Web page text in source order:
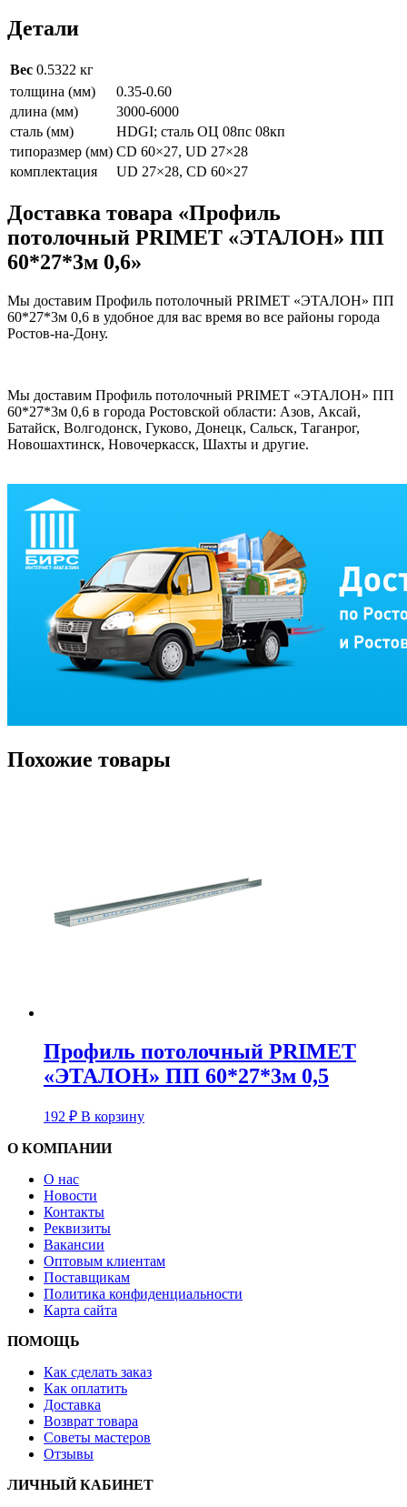
Детали
Вес 0.5322 кг
толщина (мм)
0.35-0.60
длина (мм)
3000-6000
сталь (мм)
HDGI; сталь ОЦ 08пс 08кп
типоразмер (мм) CD 60×27, UD 27×28
комплектация
UD 27×28, CD 60×27
Доставка товара «Профиль
потолочный PRIMET «ЭТАЛОН» ПП
60*27*3м 0,6»
Мы доставим Профиль потолочный PRIMET «ЭТАЛОН» ПП
60*27*3м 0,6 в удобное для вас время во все районы города
Ростов-на-Дону.
Мы доставим Профиль потолочный PRIMET «ЭТАЛОН» ПП
60*27*3м 0,6 в города Ростовской области: Азов, Аксай,
Батайск, Волгодонск, Гуково, Донецк, Сальск, Таганрог,
Новошахтинск, Новочеркасск, Шахты и другие.
Похожие товары
Профиль потолочный PRIMET
«ЭТАЛОН» ПП 60*27*3м 0,5
192 ₽ В корзину
О КОМПАНИИ
О нас
Новости
Контакты
Реквизиты
Вакансии
Оптовым клиентам
Поставщикам
Политика конфиденциальности
Карта сайта
ПОМОЩЬ
Как сделать заказ
Как оплатить
Доставка
Возврат товара
Советы мастеров
Отзывы
ЛИЧНЫЙ КАБИНЕТ